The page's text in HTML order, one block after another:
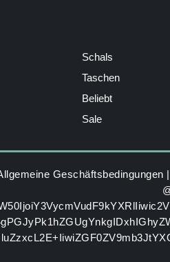
Schals
Taschen
Beliebt
Sale
Geschäftsbedingungen |